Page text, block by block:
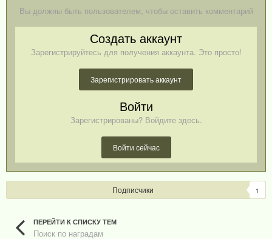
Вы должны быть пользователем, чтобы оставить комментарий
Создать аккаунт
Зарегистрируйтесь для получения аккаунта. Это просто!
Зарегистрировать аккаунт
Войти
Зарегистрированы? Войдите здесь.
Войти сейчас
Подписчики 1
ПЕРЕЙТИ К СПИСКУ ТЕМ
Поиск по наградам